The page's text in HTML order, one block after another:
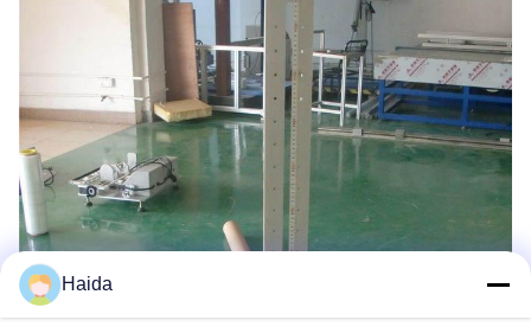
Haida